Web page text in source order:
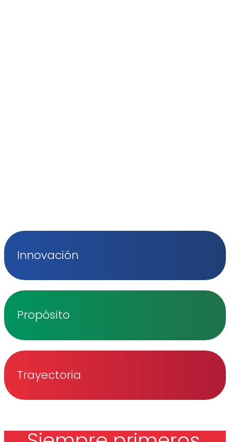
Innovación
Propósito
Trayectoria